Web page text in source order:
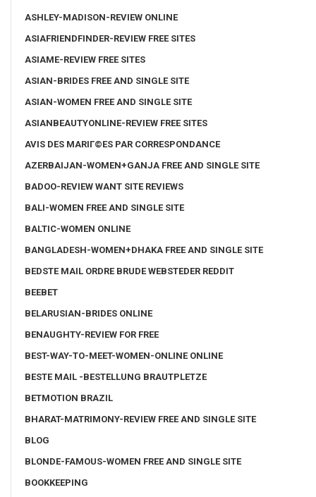
ASHLEY-MADISON-REVIEW ONLINE
ASIAFRIENDFINDER-REVIEW FREE SITES
ASIAME-REVIEW FREE SITES
ASIAN-BRIDES FREE AND SINGLE SITE
ASIAN-WOMEN FREE AND SINGLE SITE
ASIANBEAUTYONLINE-REVIEW FREE SITES
AVIS DES MARIГ©ES PAR CORRESPONDANCE
AZERBAIJAN-WOMEN+GANJA FREE AND SINGLE SITE
BADOO-REVIEW WANT SITE REVIEWS
BALI-WOMEN FREE AND SINGLE SITE
BALTIC-WOMEN ONLINE
BANGLADESH-WOMEN+DHAKA FREE AND SINGLE SITE
BEDSTE MAIL ORDRE BRUDE WEBSTEDER REDDIT
BEEBET
BELARUSIAN-BRIDES ONLINE
BENAUGHTY-REVIEW FOR FREE
BEST-WAY-TO-MEET-WOMEN-ONLINE ONLINE
BESTE MAIL -BESTELLUNG BRAUTPLETZE
BETMOTION BRAZIL
BHARAT-MATRIMONY-REVIEW FREE AND SINGLE SITE
BLOG
BLONDE-FAMOUS-WOMEN FREE AND SINGLE SITE
BOOKKEEPING